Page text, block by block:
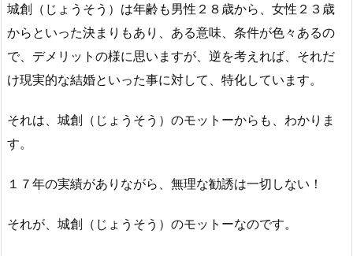
城創（じょうそう）は年齢も男性２８歳から、女性２３歳
からといった決まりもあり、ある意味、条件が色々あるの
で、デメリットの様に思いますが、逆を考えれば、それだ
け現実的な結婚といった事に対して、特化しています。
それは、城創（じょうそう）のモットーからも、わかりま
す。
１７年の実績がありながら、無理な勧誘は一切しない！
それが、城創（じょうそう）のモットーなのです。